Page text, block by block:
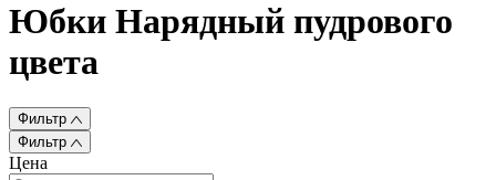
Юбки Нарядный пудрового
цвета
Фильтр
Фильтр
Цена